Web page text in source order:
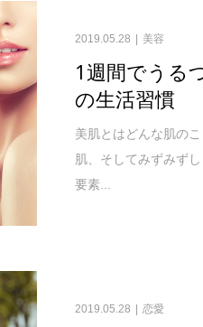
2019.05.28 美容
1週間でうる
の生活習慣
美肌とはどんな肌の
肌、そしてみずみず
要素...
2019.05.28 恋愛